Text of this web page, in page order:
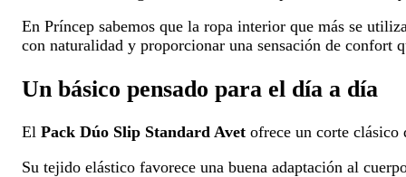
En Príncep sabemos que la ropa interior que más se
con naturalidad y proporcionar una sensación de confort
Un básico pensado para el día a día
El Pack Dúo Slip Standard Avet ofrece un corte clásico
Su tejido elástico favorece una buena adaptación al